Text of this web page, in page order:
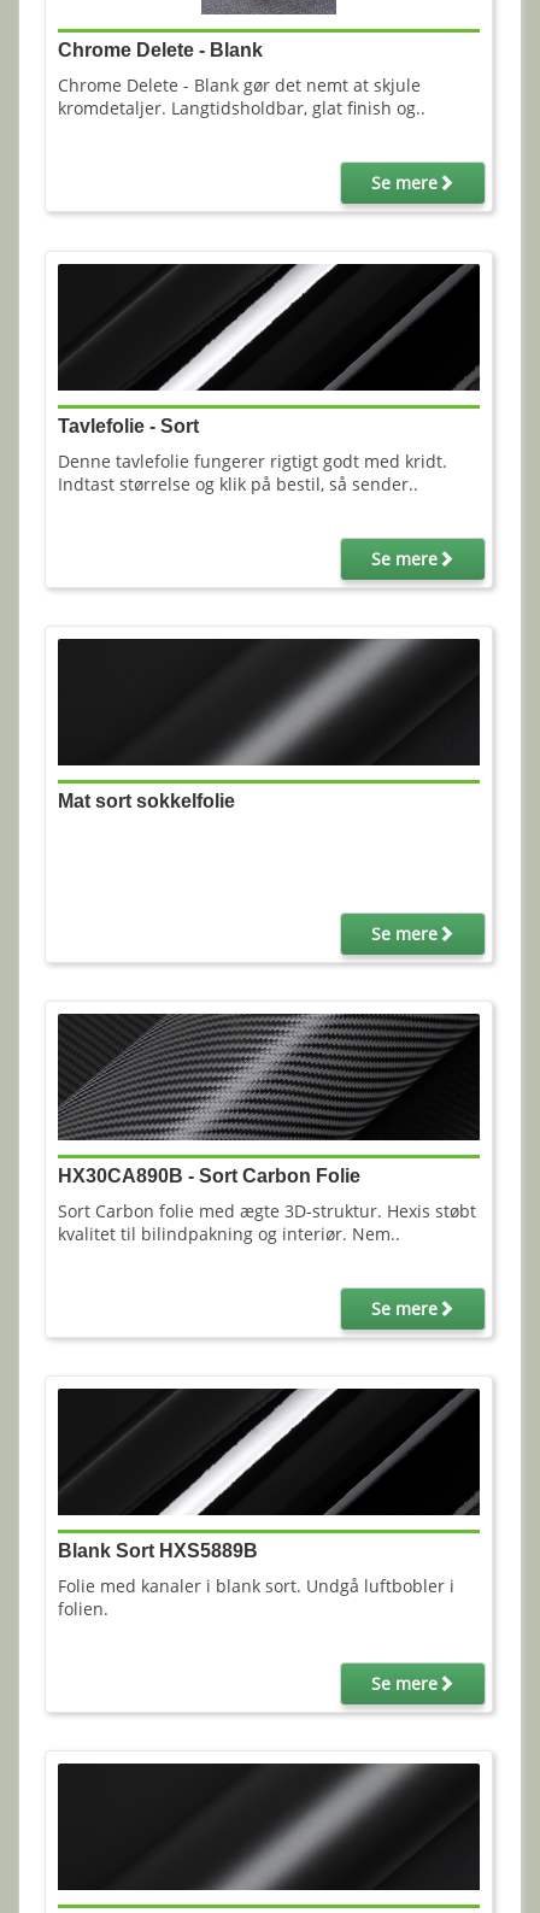
Chrome Delete - Blank
Chrome Delete - Blank gør det nemt at skjule
kromdetaljer. Langtidsholdbar, glat finish og..
Se mere
Tavlefolie - Sort
Denne tavlefolie fungerer rigtigt godt med kridt.
Indtast størrelse og klik på bestil, så sender..
Se mere
Mat sort sokkelfolie
Se mere
HX30CA890B - Sort Carbon Folie
Sort Carbon folie med ægte 3D-struktur. Hexis støbt
kvalitet til bilindpakning og interiør. Nem..
Se mere
Blank Sort HXS5889B
Folie med kanaler i blank sort. Undgå luftbobler i
folien.
Se mere